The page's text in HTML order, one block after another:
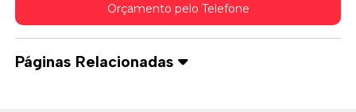
Orçamento pelo Telefone
Páginas Relacionadas